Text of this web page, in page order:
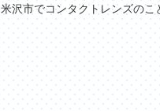
米沢市でコンタクトレンズの